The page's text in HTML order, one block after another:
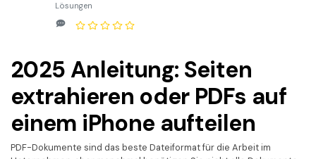
PDF OCR
PDF-Daten extrahieren
PDF freigeben
eSign PDFs rechtmäßig Neu
Branchen
Bildung
Kontakt zum Support
Was ist NEU
Benutzerhandbuch
PDFelement für Windows
PDFelement für Mac
PDFelement für iOS
Lösungen
2025 Anleitung: Seiten
extrahieren oder PDFs auf
einem iPhone aufteilen
PDF-Dokumente sind das beste Dateiformat für die Arbeit im